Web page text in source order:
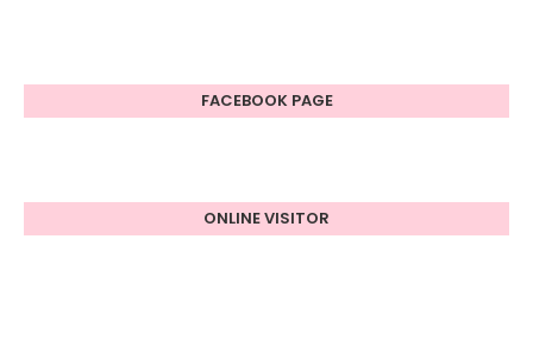
FACEBOOK PAGE
ONLINE VISITOR